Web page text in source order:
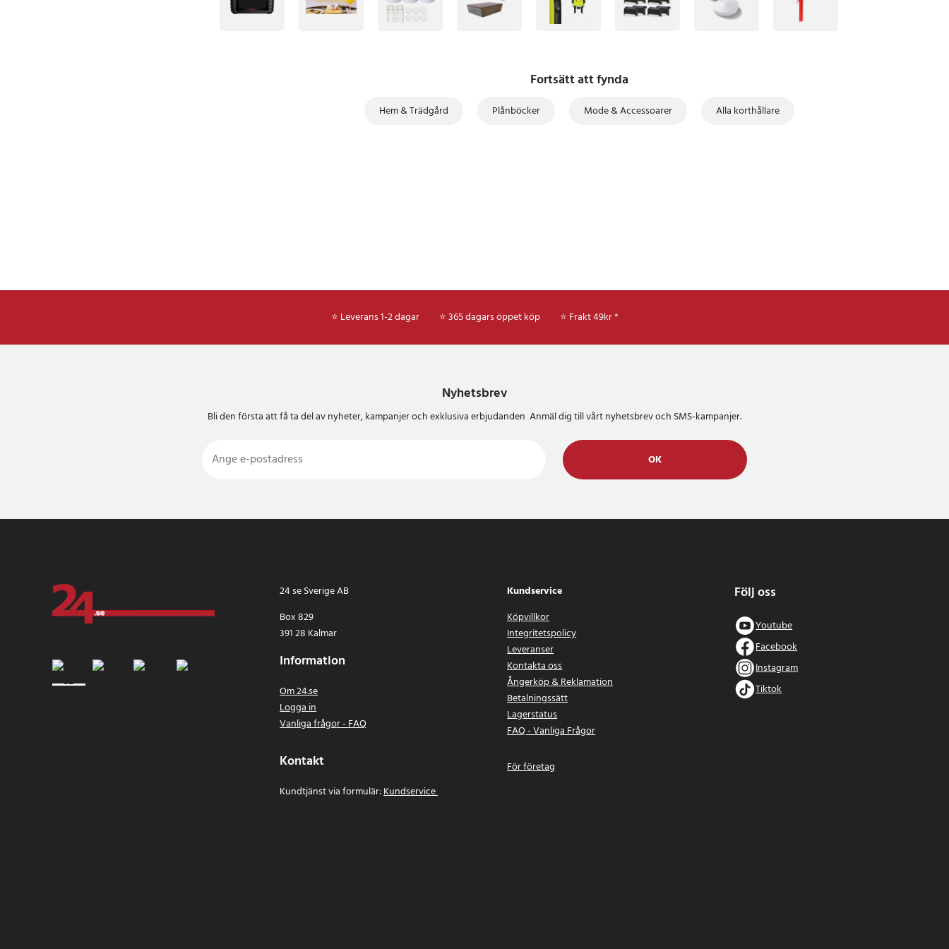
Fortsätt att fynda
Hem & Trädgård Plånböcker Mode & Accessoarer Alla korthållare
⭐ Leverans 1-2 dagar ⭐ 365 dagars öppet köp ⭐ Frakt 49kr *
Nyhetsbrev
Bli den första att få ta del av nyheter, kampanjer och exklusiva erbjudanden Anmäl dig till vårt nyhetsbrev och SMS-kampanjer.
OK
24 se Sverige AB
Box 829
391 28 Kalmar
Information
Om 24.se
Logga in
Vanliga frågor - FAQ
Kontakt
Kundtjänst via formulär:Kundservice
Kundservice
Köpvillkor
Integritetspolicy
Leveranser
Kontakta oss
Ångerköp & Reklamation
Betalningssätt
Lagerstatus
FAQ - Vanliga Frågor
För företag
Följ oss
Youtube
Facebook
Instagram
Tiktok